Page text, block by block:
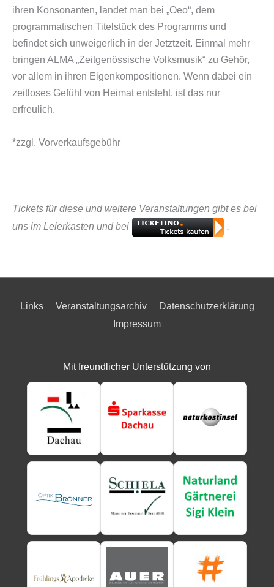
ihren Konsonanten, landet man bei „Oeo“, dem
programmatischen Titelstück des Programms und
befindet sich unweigerlich in der Jetztzeit. Einmal mehr
bringen ALMA „Zeitgenössische Volksmusik“ zu Gehör,
vor allem in ihren Eigenkompositionen. Wenn dabei ein
zeitloses Gefühl von Heimat entsteht, ist das nur
erfreulich.
*zzgl. Vorverkaufsgebühr
Tickets für diese und weitere Veranstaltungen gibt es bei
uns im Leierkasten und bei
.
Links Veranstaltungsarchiv
Datenschutzerklärung
Impressum
Mit freundlicher Unterstützung von